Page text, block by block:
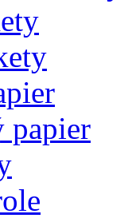
papier